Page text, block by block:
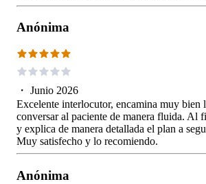
Anónima
・ Junio 2026
Excelente interlocutor, encamina muy bien
conversar al paciente de manera fluida. Al
y explica de manera detallada el plan a
Muy satisfecho y lo recomiendo.
Anónima